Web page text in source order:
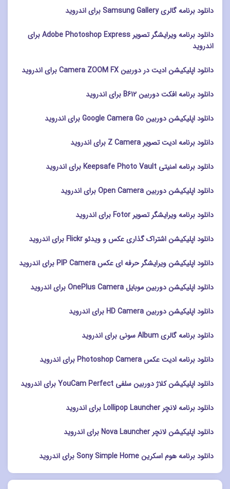
دانلود برنامه گالری Samsung Gallery برای اندروید
دانلود برنامه ویرایشگر تصویر Adobe Photoshop Express برای
اندروید
دانلود اپلیکیشن ادیت در دوربین Camera ZOOM FX برای اندروید
دانلود برنامه افکت دوربین B612 برای اندروید
دانلود اپلیکیشن دوربین Google Camera Go برای اندروید
دانلود برنامه ادیت تصویر Z Camera برای اندروید
دانلود برنامه امنیتی Keepsafe Photo Vault برای اندروید
دانلود اپلیکیشن دوربین Open Camera برای اندروید
دانلود برنامه ویرایشگر تصویر Fotor برای اندروید
دانلود اپلیکیشن اشتراک گذاری عکس و ویدئو Flickr برای اندروید
دانلود اپلیکیشن ویرایشگر حرفه ای عکس PIP Camera برای اندروید
دانلود اپلیکیشن دوربین موبایل OnePlus Camera برای اندروید
دانلود اپلیکیشن دوربین HD Camera برای اندروید
دانلود برنامه گالری Album سونی برای اندروید
دانلود برنامه ادیت عکس Photoshop Camera برای اندروید
دانلود اپلیکیشن کلاژ دوربین سلفی YouCam Perfect برای اندروید
دانلود برنامه لانچر Lollipop Launcher برای اندروید
دانلود اپلیکیشن لانچر Nova Launcher برای اندروید
دانلود برنامه هوم اسکرین Sony Simple Home برای اندروید